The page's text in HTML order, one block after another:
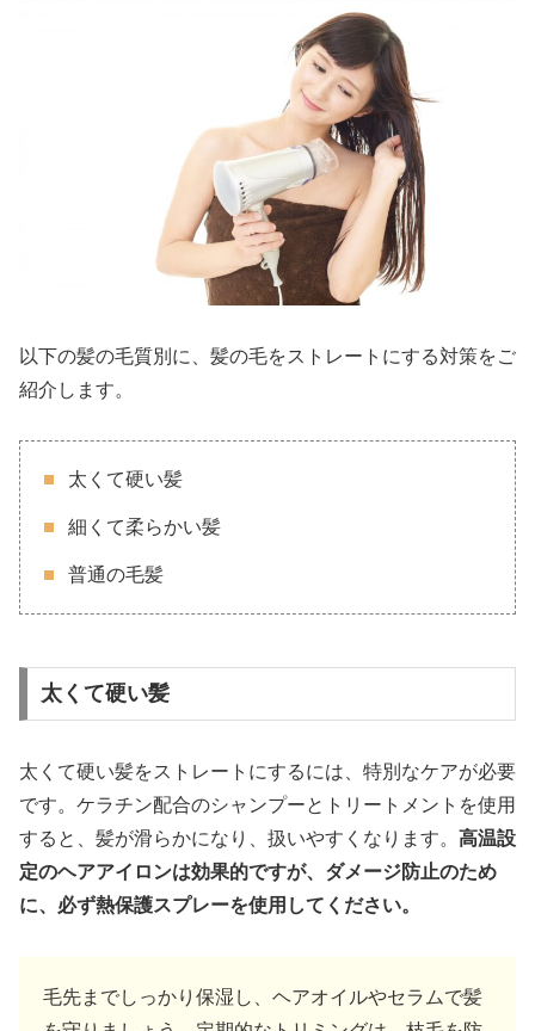
以下の髪の毛質別に、髪の毛をストレートにする対策をご
紹介します。
太くて硬い髪
細くて柔らかい髪
普通の毛髪
太くて硬い髪
太くて硬い髪をストレートにするには、特別なケアが必要
です。ケラチン配合のシャンプーとトリートメントを使用
すると、髪が滑らかになり、扱いやすくなります。 高温設
定のヘアアイロンは効果的ですが、ダメージ防止のため
に、 必ず熱保護スプレーを使用してください。
毛先までしっかり保湿し、ヘアオイルやセラムで髪